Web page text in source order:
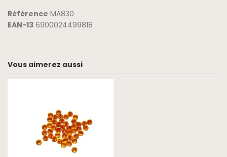
Référence MA830
EAN-13 6900024499818
Vous aimerez aussi